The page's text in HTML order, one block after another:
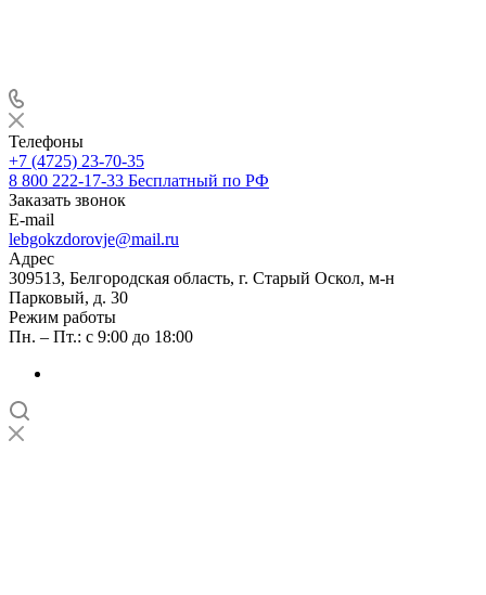
Телефоны
+7 (4725) 23-70-35
8 800 222-17-33 Бесплатный по РФ
Заказать звонок
E-mail
lebgokzdorovje@mail.ru
Адрес
309513, Белгородская область, г. Старый Оскол, м-н
Парковый, д. 30
Режим работы
Пн. – Пт.: с 9:00 до 18:00